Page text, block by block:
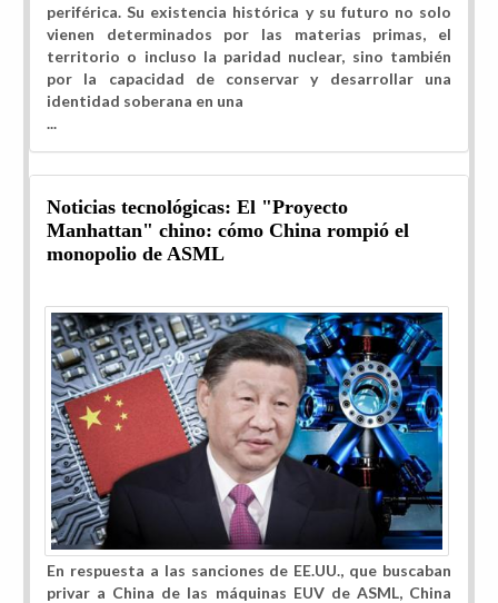
periférica. Su existencia histórica y su futuro no solo
vienen determinados por las materias primas, el
territorio o incluso la paridad nuclear, sino también
por la capacidad de conservar y desarrollar una
identidad soberana en una
...
Noticias tecnológicas: El "Proyecto
Manhattan" chino: cómo China rompió el
monopolio de ASML
En respuesta a las sanciones de EE.UU., que buscaban
privar a China de las máquinas EUV de ASML, China